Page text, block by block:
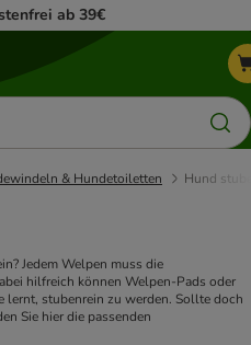
ab 39€
& Hundetoiletten Hund
Jedem Welpen muss die
hilfreich können Welpen-Pads oder
lernt, stubenrein zu werden. Sollte doch
Sie hier die passenden